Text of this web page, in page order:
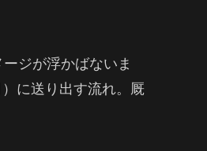
ジが浮かばないま
に送り出す流れ。厩